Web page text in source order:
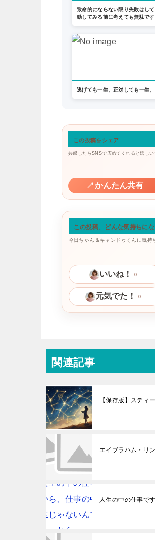
致命的にならない限り失敗はし
動してみる前に考えても無駄で
逃げても一生、正対しても一生
この投稿をシェア
共感したらSNSで広めてくれると嬉しい
↗ かんたん共有
この投稿、どんな気持ちにな
今日ちゃん＆キャンドゥくんに気持
いいね！ 0
元気でた！ 0
関連記事
【保存版】スティ
エイブラハム・リ
人生の中の仕事で